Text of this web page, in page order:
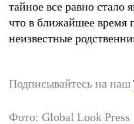
тайное все равно
что в ближайшее время
неизвестные
Подписывайтесь на наш
Фото: Global Look Press